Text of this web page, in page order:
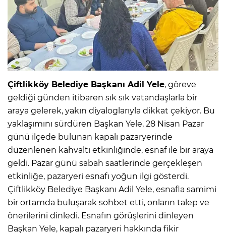
Çiftlikköy Belediye Başkanı Adil Yele, göreve
geldiği günden itibaren sık sık vatandaşlarla bir
araya gelerek, yakın diyaloglarıyla dikkat çekiyor. Bu
yaklaşımını sürdüren Başkan Yele, 28 Nisan Pazar
günü ilçede bulunan kapalı pazaryerinde
düzenlenen kahvaltı etkinliğinde, esnaf ile bir araya
geldi. Pazar günü sabah saatlerinde gerçekleşen
etkinliğe, pazaryeri esnafı yoğun ilgi gösterdi.
Çiftlikköy Belediye Başkanı Adil Yele, esnafla samimi
bir ortamda buluşarak sohbet etti, onların talep ve
önerilerini dinledi. Esnafın görüşlerini dinleyen
Başkan Yele, kapalı pazaryeri hakkında fikir